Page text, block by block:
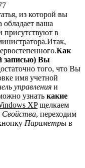
из которой вы
обладает ваша
присутствуют в
Как
записью) Вы
того, что Вы
имя учетной
управления и
узнать какие
XPщелкаем
Свойства, переходим
Параметры в